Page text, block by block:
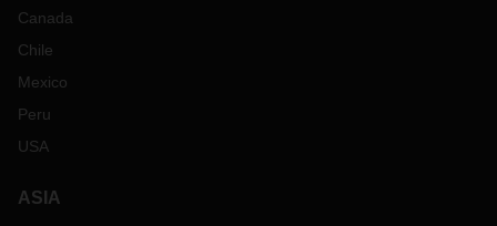
Canada
Chile
Mexico
Peru
USA
ASIA